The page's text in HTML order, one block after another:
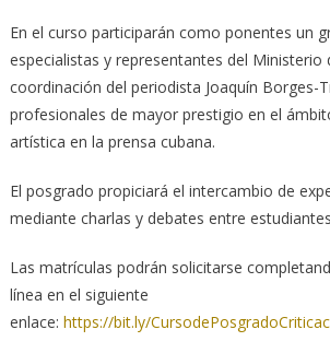
En el curso participarán como ponentes un
especialistas y representantes del Ministerio
coordinación del periodista Joaquín Borges-
profesionales de mayor prestigio en el
artística en la prensa cubana.
El posgrado propiciará el intercambio de
mediante charlas y debates entre
Las matrículas podrán solicitarse
línea en el siguiente
enlace: https://bit.ly/